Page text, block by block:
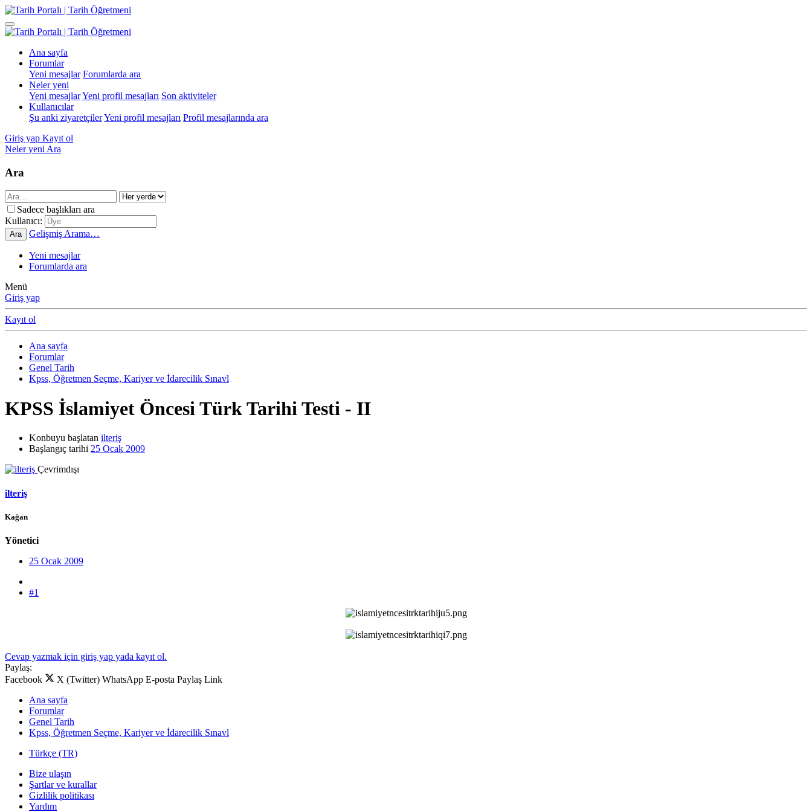
Ana sayfa
Forumlar
Yeni mesajlar Forumlarda ara
Neler yeni
Yeni mesajlarYeni profil mesajları Son aktiviteler
Kullanıcılar
Şu anki ziyaretçilerYeni profil mesajları Profil mesajlarında ara
Giriş yap Kayıt ol
Neler yeni Ara
Ara
Sadece başlıkları ara
Kullanıcı:
Ara Gelişmiş Arama…
Yeni mesajlar
Forumlarda ara
Menü
Giriş yap
Kayıt ol
Ana sayfa
Forumlar
Genel Tarih
Kpss, Öğretmen Seçme, Kariyer ve İdarecilik Sınavl
KPSS İslamiyet Öncesi Türk Tarihi Testi - II
Konbuyu başlatan ilteriş
Başlangıç tarihi 25 Ocak 2009
Çevrimdışı
ilteriş
Kağan
Yönetici
25 Ocak 2009
#1
Cevap yazmak için giriş yap yada kayıt ol.
Paylaş:
Facebook
X (Twitter) WhatsApp E-posta Paylaş Link
Ana sayfa
Forumlar
Genel Tarih
Kpss, Öğretmen Seçme, Kariyer ve İdarecilik Sınavl
Türkçe (TR)
Bize ulaşın
Şartlar ve kurallar
Gizlilik politikası
Yardım